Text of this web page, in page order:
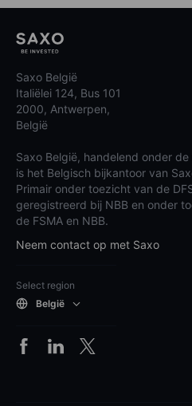
Saxo België
Italiëlei 124, Bus 101
2000, Antwerpen,
België
Saxo België, handelend onder de
is het Belgisch bijkantoor van
Primair onder toezicht van de
geregistreerd bij NBB en onder
de FSMA en NBB.
Neem contact op met Saxo
Select region
België